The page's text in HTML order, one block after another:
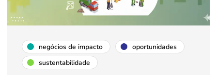
negócios de impacto
oportunidades
sustentabilidade